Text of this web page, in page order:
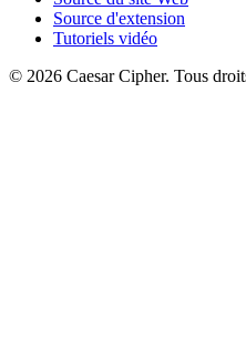
Source d'extension
Tutoriels vidéo
© 2026 Caesar Cipher. Tous